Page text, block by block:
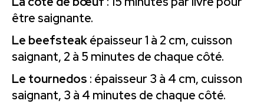
être saignante.
Le beefsteaképaisseur 1 à 2 cm, cuisson
saignant, 2 à 5 minutes de chaque côté.
Le tournedos : épaisseur 3 à 4 cm, cuisson
saignant, 3 à 4 minutes de chaque côté.